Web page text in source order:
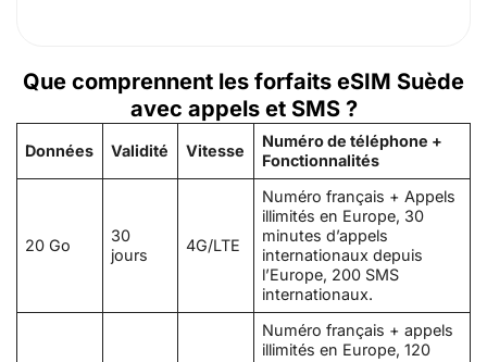
Que comprennent les forfaits eSIM Suède
avec appels et SMS ?
Données Validité Vitesse
Numéro de téléphone +
Fonctionnalités
20 Go
30
jours
4G/LTE
Numéro français + Appels
illimités en Europe, 30
minutes d’appels
internationaux depuis
l’Europe, 200 SMS
internationaux.
Numéro français + appels
illimités en Europe, 120